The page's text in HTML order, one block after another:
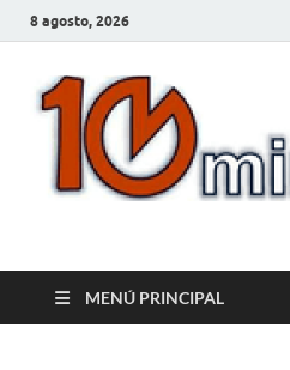
8 agosto, 2026
MENÚ PRINCIPAL